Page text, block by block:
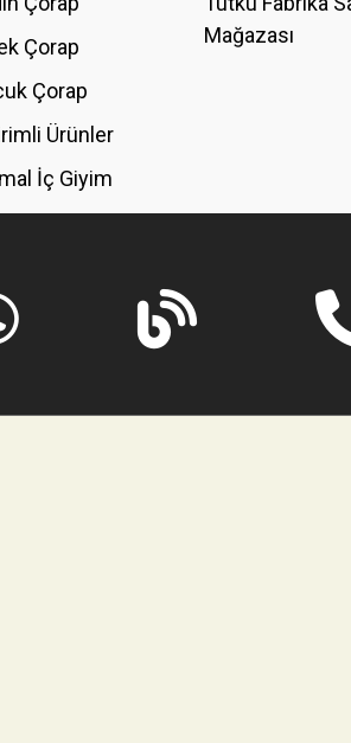
Çorap
Çorap
Ürünler
İç Giyim
Mağazası